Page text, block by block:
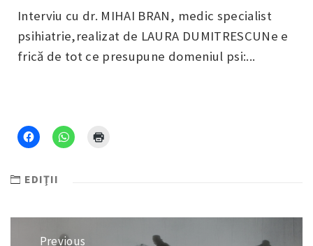
Interviu cu dr. MIHAI BRAN, medic specialist
psihiatrie,realizat de LAURA DUMITRESCUNe e
frică de tot ce presupune domeniul psi:...
EDIŢII
Navigare
Previous